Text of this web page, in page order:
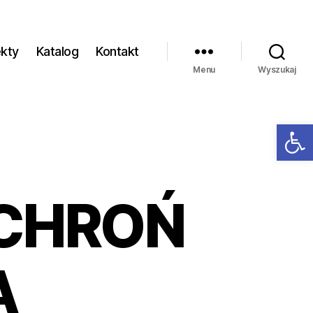
Katalog Kontakt
Menu Wyszukaj